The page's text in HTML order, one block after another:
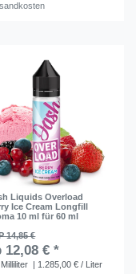
Liquids Overload
Ice Cream Longfill
10 ml für 60 ml
14,85 €
12,08 € *
Milliliter | 1.285,00 € / Liter